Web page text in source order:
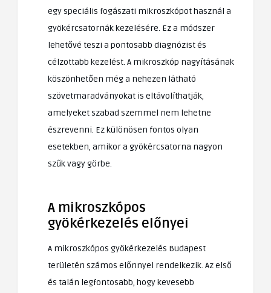
egy speciális fogászati mikroszkópot használ a
gyökércsatornák kezelésére. Ez a módszer
lehetővé teszi a pontosabb diagnózist és
célzottabb kezelést. A mikroszkóp nagyításának
köszönhetően még a nehezen látható
szövetmaradványokat is eltávolíthatják,
amelyeket szabad szemmel nem lehetne
észrevenni. Ez különösen fontos olyan
esetekben, amikor a gyökércsatorna nagyon
szűk vagy görbe.
A mikroszkópos
gyökérkezelés előnyei
A mikroszkópos gyökérkezelés Budapest
területén számos előnnyel rendelkezik. Az első
és talán legfontosabb, hogy kevesebb